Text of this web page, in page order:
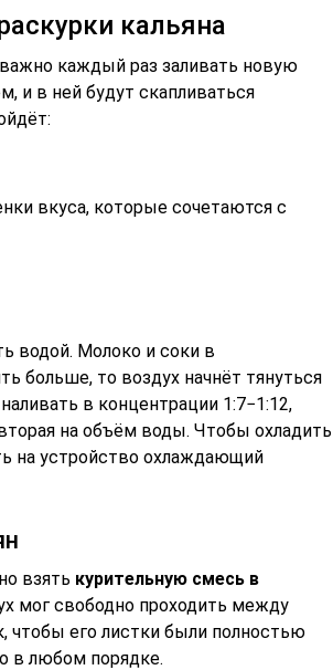
кальяна
каждый раз заливать новую
и в ней будут скапливаться
вкуса, которые сочетаются с
водой. Молоко и соки в
больше, то воздух начнёт тянуться
в концентрации 1:7−1:12,
на объём воды. Чтобы охладить
на устройство охлаждающий
взять курительную смесь в
мог свободно проходить между
чтобы его листки были полностью
в любом порядке.